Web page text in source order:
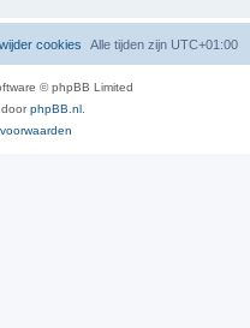
Alle tijden zijn UTC+01:00
cookies
© phpBB Limited
doorphpBB.nl